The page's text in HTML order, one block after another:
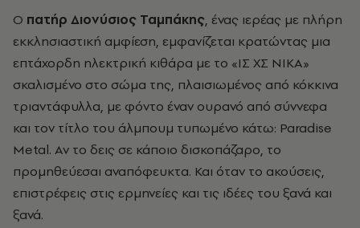
Ο πατήρ Διονύσιος Ταμπάκης, ένας ιερέας με πλήρη
εκκλησιαστική αμφίεση, εμφανίζεται κρατώντας μια
επτάχορδη ηλεκτρική κιθάρα με το «ΙΣ ΧΣ ΝΙΚΑ»
σκαλισμένο στο σώμα της, πλαισιωμένος από κόκκινα
τριαντάφυλλα, με φόντο έναν ουρανό από σύννεφα
και τον τίτλο του άλμπουμ τυπωμένο κάτω: Paradise
Metal. Αν το δεις σε κάποιο δισκοπάζαρο, το
προμηθεύεσαι αναπόφευκτα. Και όταν το ακούσεις,
επιστρέφεις στις ερμηνείες και τις ιδέες του ξανά και
ξανά.